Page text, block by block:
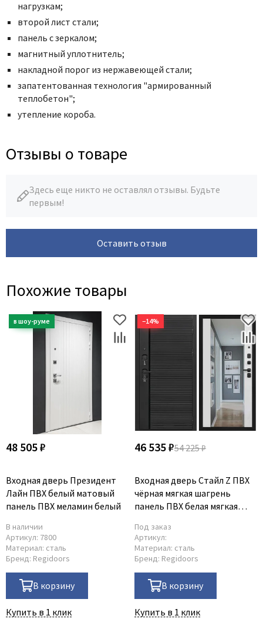
нагрузкам;
второй лист стали;
панель с зеркалом;
магнитный уплотнитель;
накладной порог из нержавеющей стали;
запатентованная технология "армированный
теплобетон";
утепление короба.
Отзывы о товаре
Здесь еще никто не оставлял отзывы. Будьте
первым!
Оставить отзыв
Похожие товары
48 505 ₽
Входная дверь Президент
Лайн ПВХ белый матовый
панель ПВХ меламин белый
В наличии
Артикул: 7800
Материал: сталь
Бренд: Regidoors
В корзину
Купить в 1 клик
−14%
46 535 ₽54 225 ₽
Входная дверь Стайл Z ПВХ
чёрная мягкая шагрень
панель ПВХ белая мягкая
Под заказ
Артикул:
Материал: сталь
Бренд: Regidoors
В корзину
Купить в 1 клик